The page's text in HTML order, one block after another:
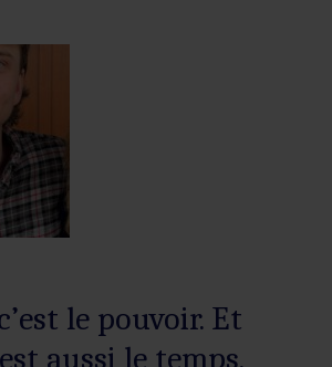
le pouvoir. Et
aussi le temps.